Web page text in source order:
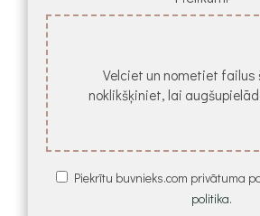
Velciet un nometiet failus
noklikšķiniet, lai
Piekrītu buvnieks.com privātuma
politika.